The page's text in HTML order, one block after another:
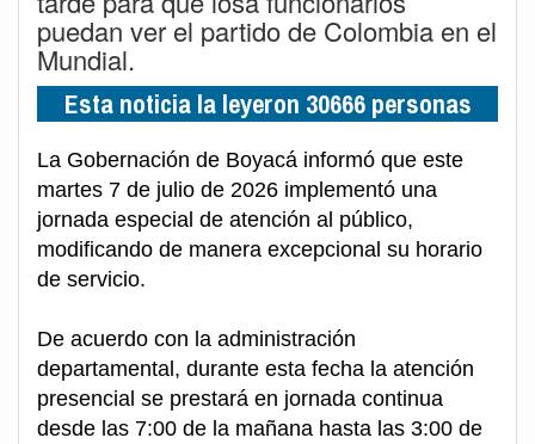
puedan ver el partido de Colombia en el
Mundial.
Esta noticia la leyeron 30666 personas
La Gobernación de Boyacá informó que este
martes 7 de julio de 2026 implementó una
jornada especial de atención al público,
modificando de manera excepcional su horario
de servicio.
De acuerdo con la administración
departamental, durante esta fecha la atención
presencial se prestará en jornada continua
desde las 7:00 de la mañana hasta las 3:00 de